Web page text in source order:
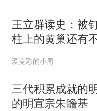
以
王立群读史：被
柱上的黄巢还有
爱竞彩的小周
三代积累成就的
的明宣宗朱瞻基